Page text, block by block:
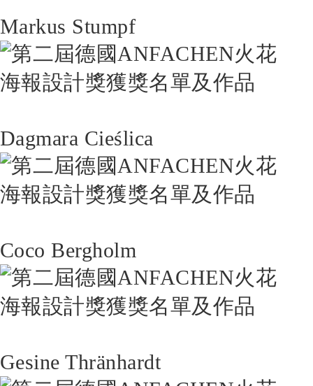
Markus Stumpf
Dagmara Cieślica
Coco Bergholm
Gesine Thränhardt